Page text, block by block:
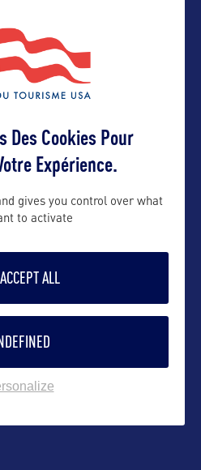
D’Haenens
holidays.com
Godbille
holidays.com
Des Cookies Pour
Expérience.
gives you control over what
to activate
ALL